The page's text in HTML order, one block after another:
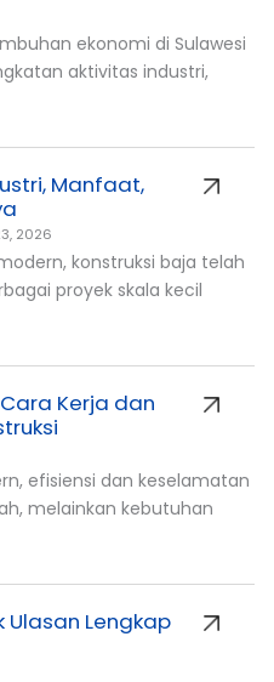
ekonomi di Sulawesi
aktivitas industri,
Manfaat,
2026
konstruksi baja telah
proyek skala kecil
Kerja dan
efisiensi dan keselamatan
melainkan kebutuhan
Ulasan Lengkap